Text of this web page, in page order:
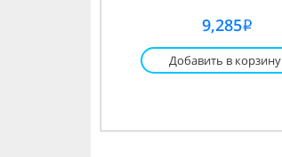
9,285i
Добавить в корзину